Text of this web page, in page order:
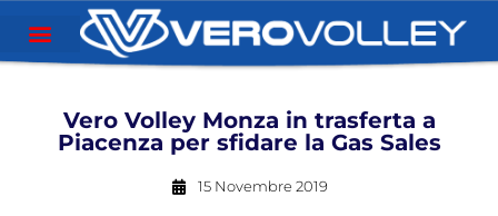
Vero Volley Monza in trasferta a
Piacenza per sfidare la Gas Sales
15 Novembre 2019